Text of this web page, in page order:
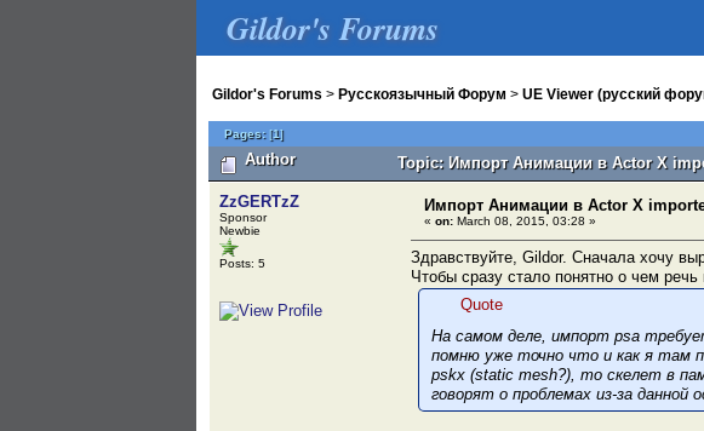
Gildor's Forums
Gildor's Forums > Русскоязычный Форум > UE Viewer (русский
Pages:[1]
Author Topic: Импорт Анимации в Actor X
ZzGERTzZ
Sponsor
Newbie
Posts: 5
Импорт Анимации в Actor X
« on: March 08, 2015, 03:28 »
Здравствуйте, Gildor. Сначала хочу
Чтобы сразу стало понятно о чем речь
Quote
На самом деле, импорт psa
помню уже точно что и как я там
pskx (static mesh?), то скелет в
говорят о проблемах из-за данной